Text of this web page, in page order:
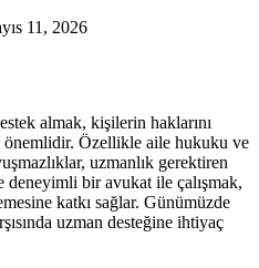
11, 2026
almak, kişilerin haklarını
önemlidir. Özellikle aile hukuku ve
uzmanlık gerektiren
deneyimli bir avukat ile çalışmak,
katkı sağlar. Günümüzde
uzman desteğine ihtiyaç